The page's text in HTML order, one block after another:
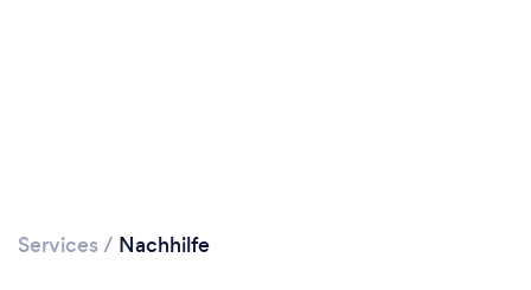
Services / Nachhilfe